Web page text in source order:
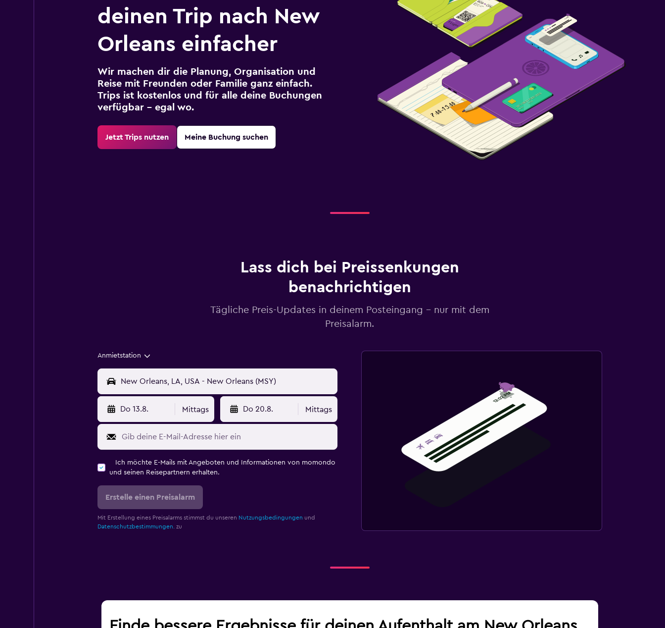
deinen Trip nach New
Orleans einfacher
Wir machen dir die Planung, Organisation und
Reise mit Freunden oder Familie ganz einfach.
Trips ist kostenlos und für alle deine Buchungen
verfügbar – egal wo.
Jetzt Trips nutzen Meine Buchung suchen
Lass dich bei Preissenkungen
benachrichtigen
Tägliche Preis-Updates in deinem Posteingang – nur mit dem
Preisalarm.
Anmietstation
Do 13.8. Mittags Do 20.8. Mittags
Ich möchte E-Mails mit Angeboten und Informationen von momondo
und seinen Reisepartnern erhalten.
Erstelle einen Preisalarm
Mit Erstellung eines Preisalarms stimmst du unseren Nutzungsbedingungen und
Datenschutzbestimmungen.zu